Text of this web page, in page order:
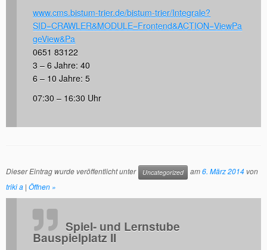
www.cms.bistum-trier.de/bistum-trier/Integrale?
SID=CRAWLER&MODULE=Frontend&ACTION=ViewPa
geView&Pa
0651 83122
3 – 6 Jahre: 40
6 – 10 Jahre: 5
07:30 – 16:30 Uhr
Dieser Eintrag wurde veröffentlicht unter Uncategorized am6. März 2014 von
triki a | Öffnen »
Spiel- und Lernstube
Bauspielplatz II